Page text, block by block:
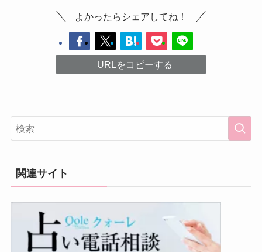
よかったらシェアしてね！
URLをコピーする
関連サイト